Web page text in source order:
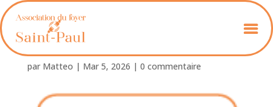
salle_bandelaroche
par Matteo | Mar 5, 2026 | 0 commentaire